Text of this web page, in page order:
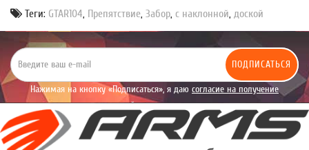
Теги: GTAR104, Препятствие, Забор, с наклонной, доской
ПОДПИСАТЬСЯ
Нажимая на кнопку «Подписаться», я даю согласие на получение
уведомлений рекламного характера.